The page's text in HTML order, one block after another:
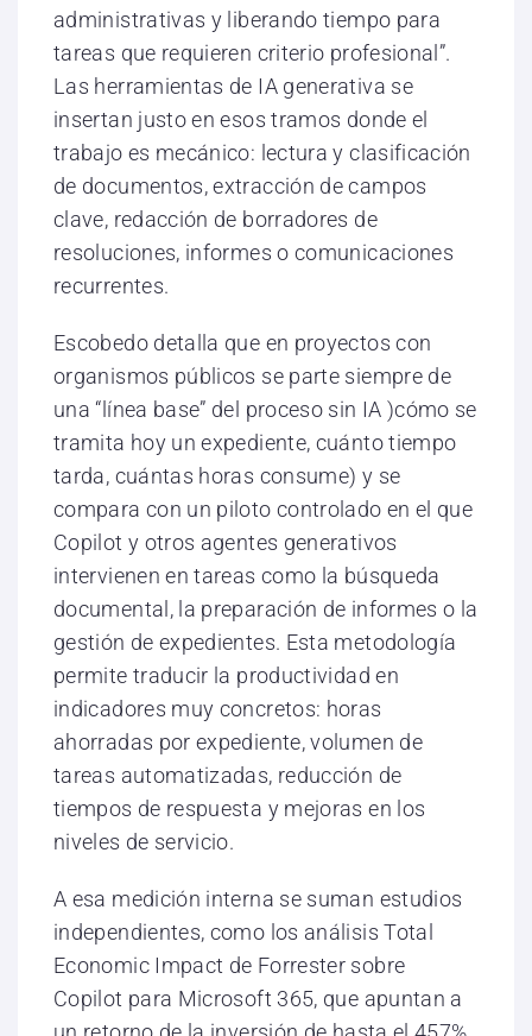
administrativas y liberando tiempo para
tareas que requieren criterio profesional”.
Las herramientas de IA generativa se
insertan justo en esos tramos donde el
trabajo es mecánico: lectura y clasificación
de documentos, extracción de campos
clave, redacción de borradores de
resoluciones, informes o comunicaciones
recurrentes.
Escobedo detalla que en proyectos con
organismos públicos se parte siempre de
una “línea base” del proceso sin IA )cómo se
tramita hoy un expediente, cuánto tiempo
tarda, cuántas horas consume) y se
compara con un piloto controlado en el que
Copilot y otros agentes generativos
intervienen en tareas como la búsqueda
documental, la preparación de informes o la
gestión de expedientes. Esta metodología
permite traducir la productividad en
indicadores muy concretos: horas
ahorradas por expediente, volumen de
tareas automatizadas, reducción de
tiempos de respuesta y mejoras en los
niveles de servicio.
A esa medición interna se suman estudios
independientes, como los análisis Total
Economic Impact de Forrester sobre
Copilot para Microsoft 365, que apuntan a